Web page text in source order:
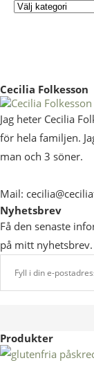
Cecilia Folkesson
Jag heter Cecilia
för hela familjen.
man och 3 söner.
Mail:
Nyhetsbrev
Få den senaste
på mitt nyhetsbrev.
Produkter